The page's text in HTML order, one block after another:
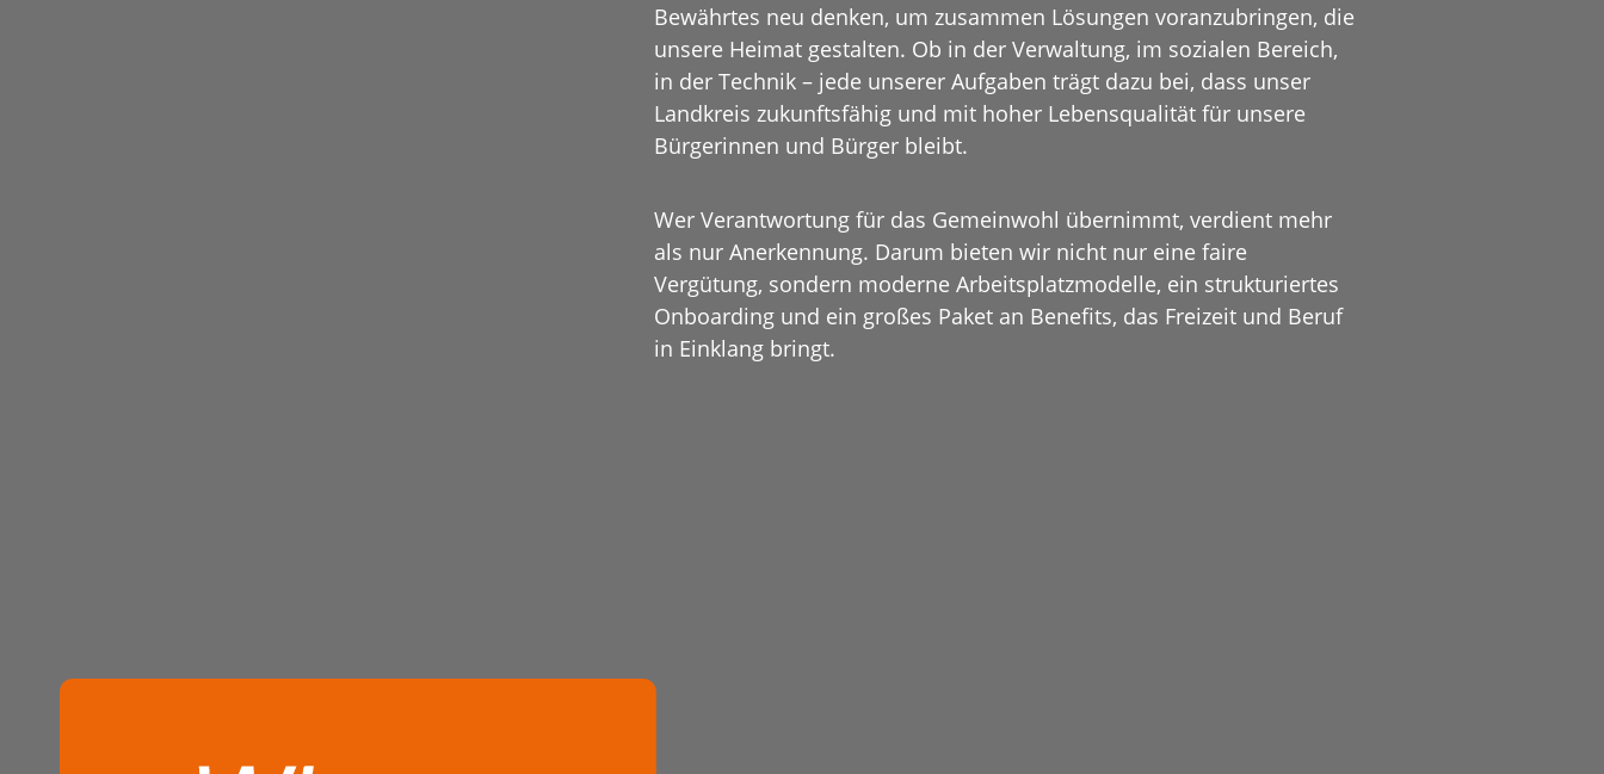
Bewährtes neu denken, um zusammen Lösungen voranzubringen, die
unsere Heimat gestalten. Ob in der Verwaltung, im sozialen Bereich,
in der Technik – jede unserer Aufgaben trägt dazu bei, dass unser
Landkreis zukunftsfähig und mit hoher Lebensqualität für unsere
Bürgerinnen und Bürger bleibt.
Wer Verantwortung für das Gemeinwohl übernimmt, verdient mehr
als nur Anerkennung. Darum bieten wir nicht nur eine faire
Vergütung, sondern moderne Arbeitsplatzmodelle, ein strukturiertes
Onboarding und ein großes Paket an Benefits, das Freizeit und Beruf
in Einklang bringt.